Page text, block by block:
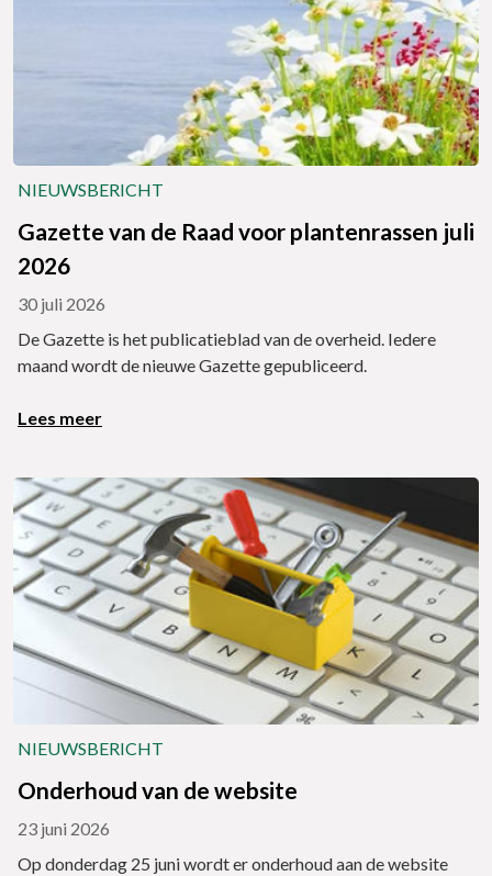
NIEUWSBERICHT
Gazette van de Raad voor plantenrassen juli
2026
30 juli 2026
De Gazette is het publicatieblad van de overheid. Iedere
maand wordt de nieuwe Gazette gepubliceerd.
Lees meer
NIEUWSBERICHT
Onderhoud van de website
23 juni 2026
Op donderdag 25 juni wordt er onderhoud aan de website